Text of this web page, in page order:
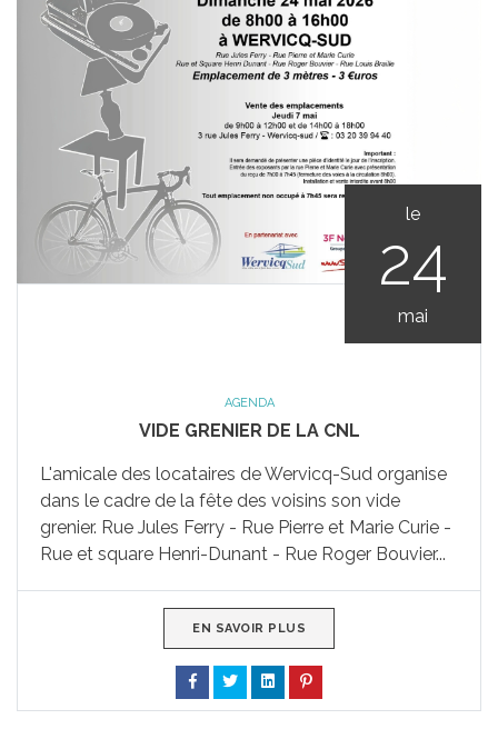
le
24
mai
AGENDA
VIDE GRENIER DE LA CNL
L'amicale des locataires de Wervicq-Sud organise
dans le cadre de la fête des voisins son vide
grenier. Rue Jules Ferry - Rue Pierre et Marie Curie -
Rue et square Henri-Dunant - Rue Roger Bouvier...
EN SAVOIR PLUS